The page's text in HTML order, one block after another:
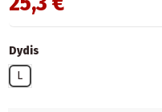
Dydis
L